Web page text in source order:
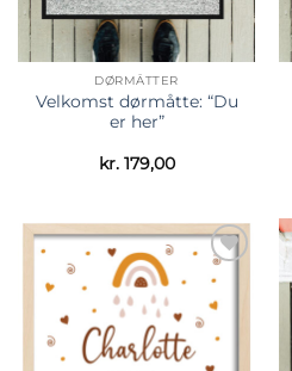
DØRMÅTTER
Velkomst dørmåtte: “Du
er her”
kr.179,00
Tilføj til